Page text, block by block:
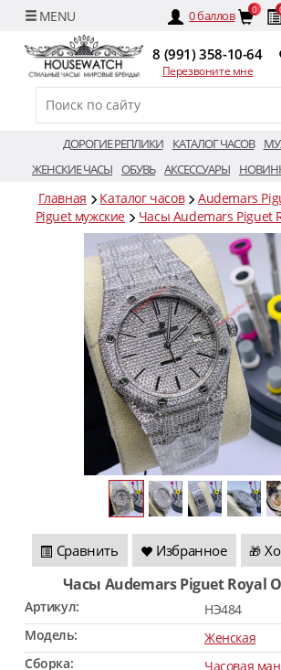
0баллов 0
8 (991) 358-10-64
Перезвоните мне
ДОРОГИЕ РЕПЛИКИ КАТАЛОГ ЧАСОВ
ЖЕНСКИЕ ЧАСЫ ОБУВЬ АКСЕССУАРЫ
Главная Каталог часов Audemars
Piguet мужские
Часы Audemars Piguet
Сравнить Избранное 🎁
Часы Audemars Piguet Royal
Артикул:
HЭ484
Модель:
Женская
Сборка:
Часовая